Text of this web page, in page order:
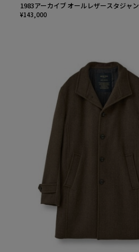
1983アーカイブ オールレザースタジャン
¥143,000